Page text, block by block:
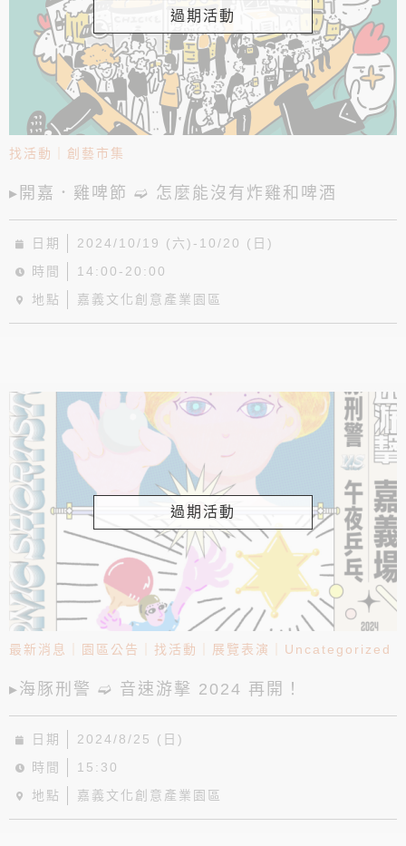
過期活動
找活動 創藝市集
▸開嘉．雞啤節 ➫ 怎麼能沒有炸雞和啤酒
日期
2024/10/19 (六)-10/20 (日)
時間
14:00-20:00
地點
嘉義文化創意產業園區
過期活動
最新消息 園區公告 找活動 展覽表演 Uncategorized
▸海豚刑警 ➫ 音速游擊 2024 再開！
日期
2024/8/25 (日)
時間
15:30
地點
嘉義文化創意產業園區